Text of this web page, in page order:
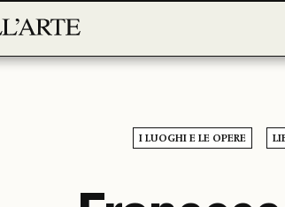
I LUOGHI E LE OPERE